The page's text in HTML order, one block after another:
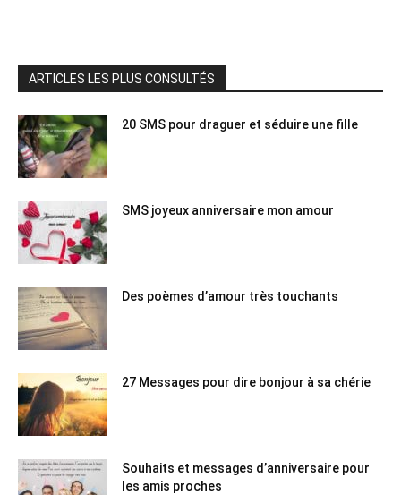
ARTICLES LES PLUS CONSULTÉS
20 SMS pour draguer et séduire une fille
SMS joyeux anniversaire mon amour
Des poèmes d’amour très touchants
27 Messages pour dire bonjour à sa chérie
Souhaits et messages d’anniversaire pour
les amis proches